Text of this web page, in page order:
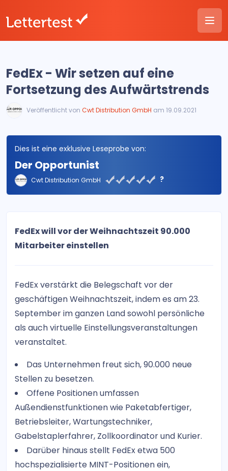
FedEx - Wir setzen auf eine
Fortsetzung des Aufwärtstrends
Veröffentlicht von Cwt Distribution GmbH am 19.09.2021
Dies ist eine exklusive Leseprobe von:
Der Opportunist
Cwt Distribution GmbH ?
FedEx will vor der Weihnachtszeit 90.000
Mitarbeiter einstellen
FedEx verstärkt die Belegschaft vor der
geschäftigen Weihnachtszeit, indem es am 23.
September im ganzen Land sowohl persönliche
als auch virtuelle Einstellungsveranstaltungen
veranstaltet.
Das Unternehmen freut sich, 90.000 neue
Stellen zu besetzen.
Offene Positionen umfassen
Außendienstfunktionen wie Paketabfertiger,
Betriebsleiter, Wartungstechniker,
Gabelstaplerfahrer, Zollkoordinator und Kurier.
Darüber hinaus stellt FedEx etwa 500
hochspezialisierte MINT-Positionen ein,